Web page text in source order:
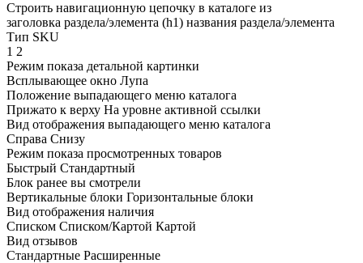
Строить навигационную цепочку в каталоге из
заголовка раздела/элемента (h1) названия раздела/элемента
Тип SKU
1 2
Режим показа детальной картинки
Всплывающее окно Лупа
Положение выпадающего меню каталога
Прижато к верху На уровне активной ссылки
Вид отображения выпадающего меню каталога
Справа Снизу
Режим показа просмотренных товаров
Быстрый Стандартный
Блок ранее вы смотрели
Вертикальные блоки Горизонтальные блоки
Вид отображения наличия
Списком Списком/Картой Картой
Вид отзывов
Стандартные Расширенные